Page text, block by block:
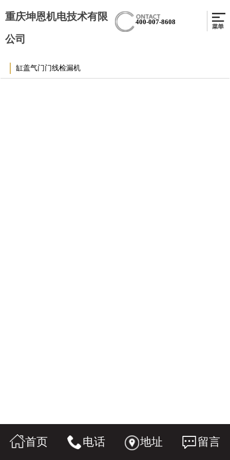
重庆坤恩机电技术有限
公司
400-007-8608
缸盖气门门线检漏机
首页 电话 地址 留言